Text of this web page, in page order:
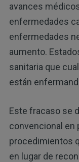
avances
enfermedades
enfermedades
aumento.
sanitaria que
están
Este fracaso se
convencional
procedimientos
en lugar de